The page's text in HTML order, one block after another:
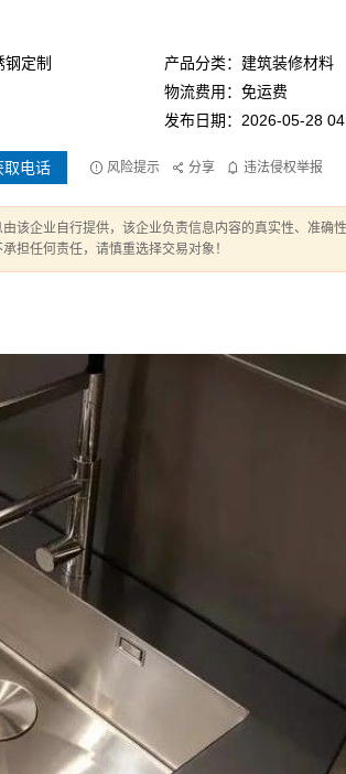
定制
产品分类：建筑装修材料
物流费用：免运费
发布日期：2026-05-28
取电话 风险提示 分享 违法侵权举报
该企业自行提供，该企业负责信息内容的真实性、准确性
承担任何责任，请慎重选择交易对象！